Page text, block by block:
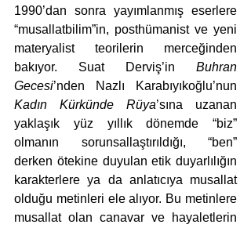
1990’dan sonra yayımlanmış eserlere
“musallatbilim”in, posthümanist ve yeni
materyalist teorilerin merceğinden
bakıyor. Suat Derviş’in Buhran
Gecesi
Kadın Kürkünde Rüya’sına uzanan
yaklaşık yüz yıllık dönemde “biz”
olmanın sorunsallaştırıldığı, “ben”
derken ötekine duyulan etik duyarlılığın
karakterlere ya da anlatıcıya musallat
olduğu metinleri ele alıyor. Bu metinlere
musallat olan canavar ve hayaletlerin